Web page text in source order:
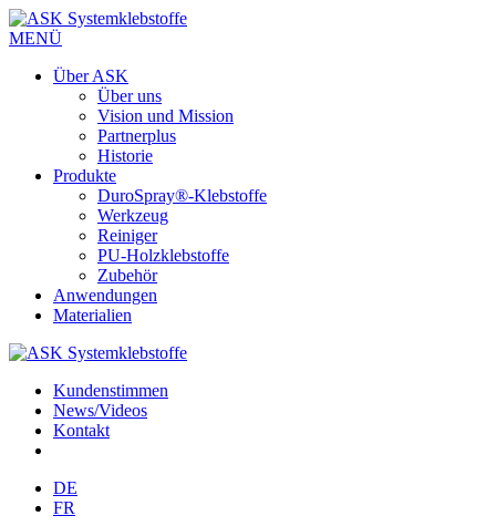
MENÜ
Über ASK
Über uns
Vision und Mission
Partnerplus
Historie
Produkte
DuroSpray®-Klebstoffe
Werkzeug
Reiniger
PU-Holzklebstoffe
Zubehör
Anwendungen
Materialien
Kundenstimmen
News/Videos
Kontakt
DE
FR